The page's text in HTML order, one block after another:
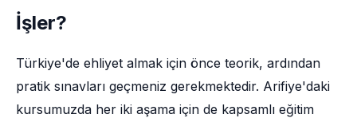
İşler?
Türkiye'de ehliyet almak için önce teorik, ardından
pratik sınavları geçmeniz gerekmektedir. Arifiye'daki
kursumuzda her iki aşama için de kapsamlı eğitim